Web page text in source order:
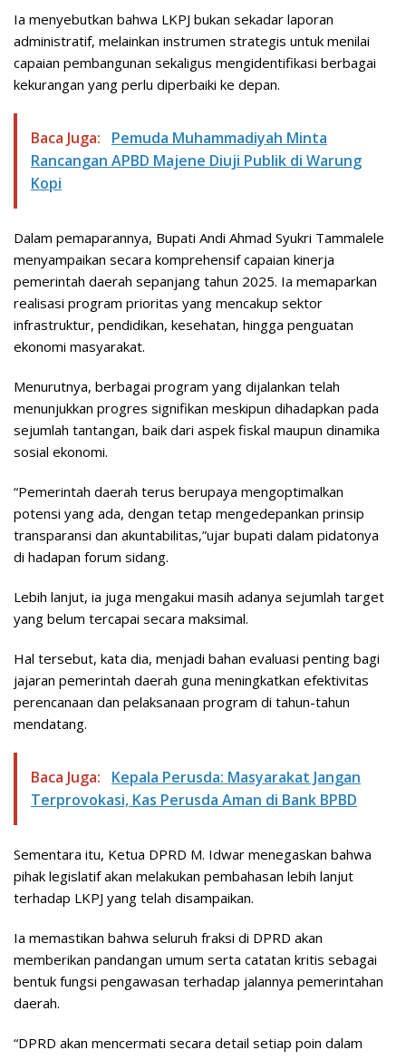
Ia menyebutkan bahwa LKPJ bukan sekadar laporan
administratif, melainkan instrumen strategis untuk menilai
capaian pembangunan sekaligus mengidentifikasi berbagai
kekurangan yang perlu diperbaiki ke depan.
Baca Juga:
Pemuda Muhammadiyah Minta
Rancangan APBD Majene Diuji Publik di Warung
Kopi
Dalam pemaparannya, Bupati Andi Ahmad Syukri Tammalele
menyampaikan secara komprehensif capaian kinerja
pemerintah daerah sepanjang tahun 2025. Ia memaparkan
realisasi program prioritas yang mencakup sektor
infrastruktur, pendidikan, kesehatan, hingga penguatan
ekonomi masyarakat.
Menurutnya, berbagai program yang dijalankan telah
menunjukkan progres signifikan meskipun dihadapkan pada
sejumlah tantangan, baik dari aspek fiskal maupun dinamika
sosial ekonomi.
“Pemerintah daerah terus berupaya mengoptimalkan
potensi yang ada, dengan tetap mengedepankan prinsip
transparansi dan akuntabilitas,”ujar bupati dalam pidatonya
di hadapan forum sidang.
Lebih lanjut, ia juga mengakui masih adanya sejumlah target
yang belum tercapai secara maksimal.
Hal tersebut, kata dia, menjadi bahan evaluasi penting bagi
jajaran pemerintah daerah guna meningkatkan efektivitas
perencanaan dan pelaksanaan program di tahun-tahun
mendatang.
Baca Juga:
Kepala Perusda: Masyarakat Jangan
Terprovokasi, Kas Perusda Aman di Bank BPBD
Sementara itu, Ketua DPRD M. Idwar menegaskan bahwa
pihak legislatif akan melakukan pembahasan lebih lanjut
terhadap LKPJ yang telah disampaikan.
Ia memastikan bahwa seluruh fraksi di DPRD akan
memberikan pandangan umum serta catatan kritis sebagai
bentuk fungsi pengawasan terhadap jalannya pemerintahan
daerah.
“DPRD akan mencermati secara detail setiap poin dalam